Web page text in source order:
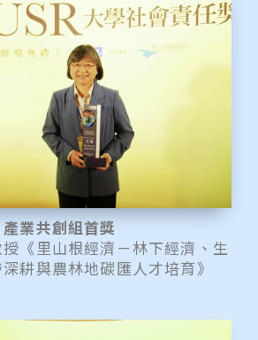
產業共創組首獎
《里山根經濟－林下經濟、生
耕與農林地碳匯人才培育》